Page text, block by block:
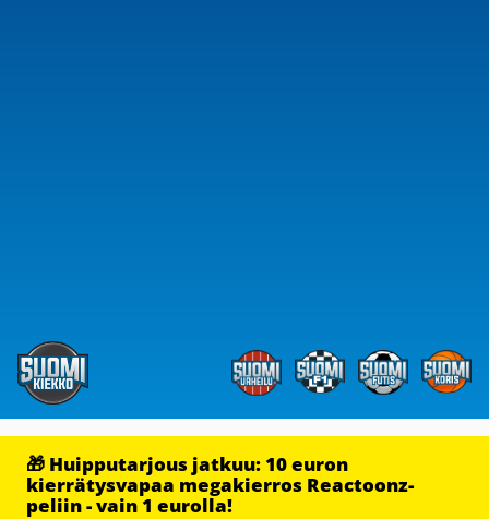
🎁 Huipputarjous jatkuu: 10 euron
kierrätysvapaa megakierros Reactoonz-
peliin - vain 1 eurolla!